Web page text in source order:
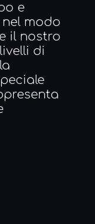
e
modo
il nostro
di